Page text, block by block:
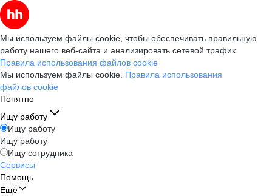
Мы используем файлы cookie, чтобы обеспечивать правильную
работу нашего веб-сайта и анализировать сетевой трафик.
Правила использования файлов cookie
Мы используем файлы cookie. Правила использования
файлов cookie
Понятно
Ищу работу
Ищу работу
Ищу работу
Ищу сотрудника
Сервисы
Помощь
Ещё